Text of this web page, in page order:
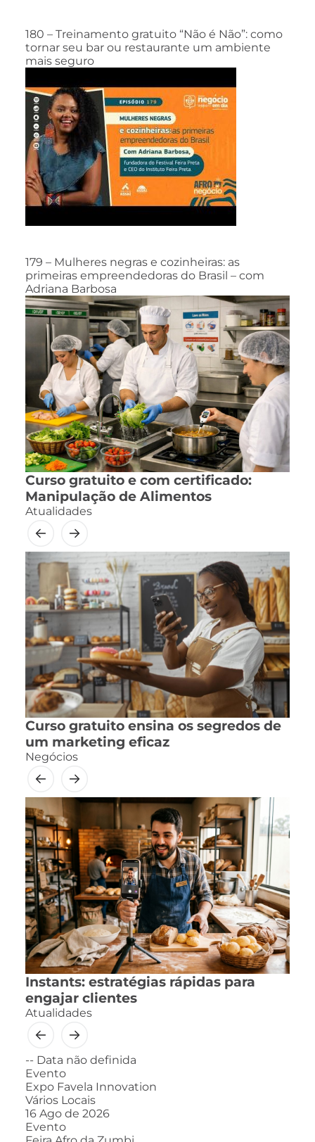
180 – Treinamento gratuito “Não é Não”: como
tornar seu bar ou restaurante um ambiente
mais seguro
179 – Mulheres negras e cozinheiras: as
primeiras empreendedoras do Brasil – com
Adriana Barbosa
Curso gratuito e com certificado:
Manipulação de Alimentos
Atualidades
Curso gratuito ensina os segredos de
um marketing eficaz
Negócios
Instants: estratégias rápidas para
engajar clientes
Atualidades
-- Data não definida
Evento
Expo Favela Innovation
Vários Locais
16 Ago de 2026
Evento